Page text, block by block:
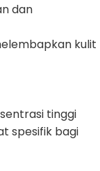
dan
kulit
tinggi
spesifik bagi